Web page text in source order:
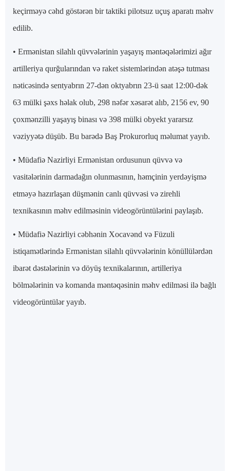
keçirməyə cəhd göstərən bir taktiki pilotsuz uçuş aparatı məhv
edilib.
• Ermənistan silahlı qüvvələrinin yaşayış məntəqələrimizi ağır
artilleriya qurğularından və raket sistemlərindən atəşə tutması
nəticəsində sentyabrın 27-dən oktyabrın 23-ü saat 12:00-dək
63 mülki şəxs həlak olub, 298 nəfər xəsarət alıb, 2156 ev, 90
çoxmənzilli yaşayış binası və 398 mülki obyekt yararsız
vəziyyətə düşüb. Bu barədə Baş Prokurorluq məlumat yayıb.
• Müdafiə Nazirliyi Ermənistan ordusunun qüvvə və
vasitələrinin darmadağın olunmasının, həmçinin yerdəyişmə
etməyə hazırlaşan düşmənin canlı qüvvəsi və zirehli
texnikasının məhv edilməsinin videogörüntülərini paylaşıb.
• Müdafiə Nazirliyi cəbhənin Xocavənd və Füzuli
istiqamətlərində Ermənistan silahlı qüvvələrinin könüllülərdən
ibarət dəstələrinin və döyüş texnikalarının, artilleriya
bölmələrinin və komanda məntəqəsinin məhv edilməsi ilə bağlı
videogörüntülər yayıb.